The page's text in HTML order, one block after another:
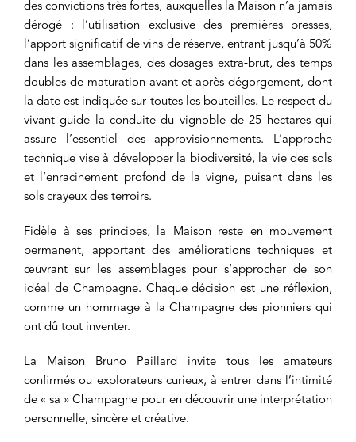
des convictions très fortes, auxquelles la Maison n’a jamais
dérogé : l’utilisation exclusive des premières presses,
l’apport significatif de vins de réserve, entrant jusqu’à 50%
dans les assemblages, des dosages extra-brut, des temps
doubles de maturation avant et après dégorgement, dont
la date est indiquée sur toutes les bouteilles. Le respect du
vivant guide la conduite du vignoble de 25 hectares qui
assure l’essentiel des approvisionnements. L’approche
technique vise à développer la biodiversité, la vie des sols
et l’enracinement profond de la vigne, puisant dans les
sols crayeux des terroirs.
Fidèle à ses principes, la Maison reste en mouvement
permanent, apportant des améliorations techniques et
œuvrant sur les assemblages pour s’approcher de son
idéal de Champagne. Chaque décision est une réflexion,
comme un hommage à la Champagne des pionniers qui
ont dû tout inventer.
La Maison Bruno Paillard invite tous les amateurs
confirmés ou explorateurs curieux, à entrer dans l’intimité
de « sa » Champagne pour en découvrir une interprétation
personnelle, sincère et créative.